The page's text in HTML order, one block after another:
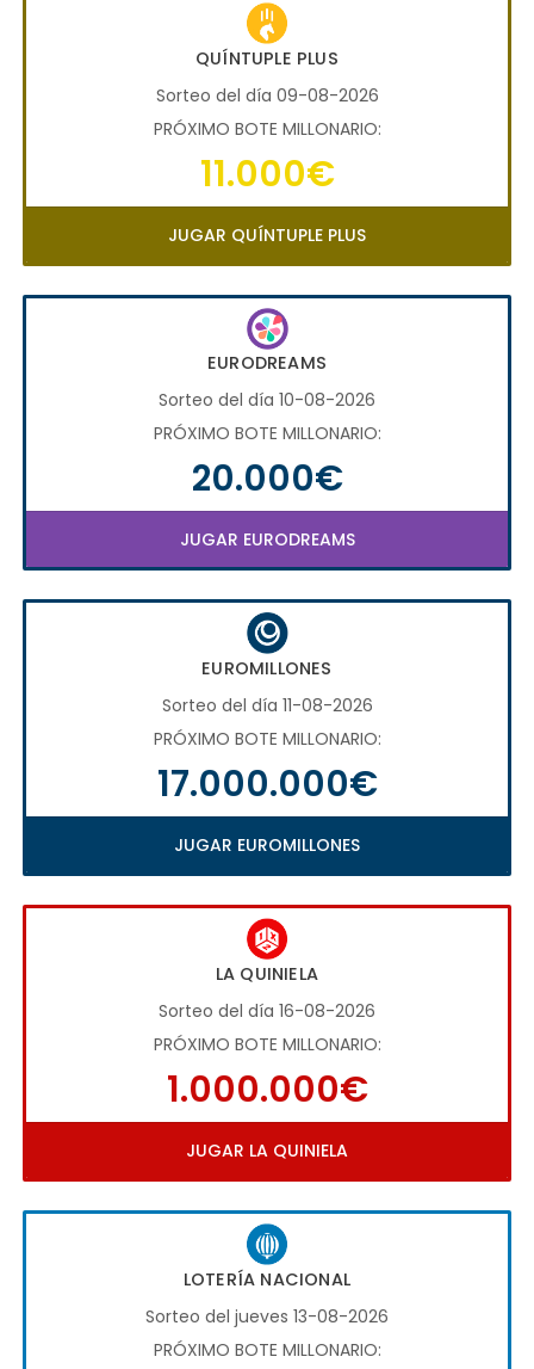
QUÍNTUPLE PLUS
Sorteo del día 09-08-2026
PRÓXIMO BOTE MILLONARIO:
11.000€
JUGAR QUÍNTUPLE PLUS
EURODREAMS
Sorteo del día 10-08-2026
PRÓXIMO BOTE MILLONARIO:
20.000€
JUGAR EURODREAMS
EUROMILLONES
Sorteo del día 11-08-2026
PRÓXIMO BOTE MILLONARIO:
17.000.000€
JUGAR EUROMILLONES
LA QUINIELA
Sorteo del día 16-08-2026
PRÓXIMO BOTE MILLONARIO:
1.000.000€
JUGAR LA QUINIELA
LOTERÍA NACIONAL
Sorteo del jueves 13-08-2026
PRÓXIMO BOTE MILLONARIO: